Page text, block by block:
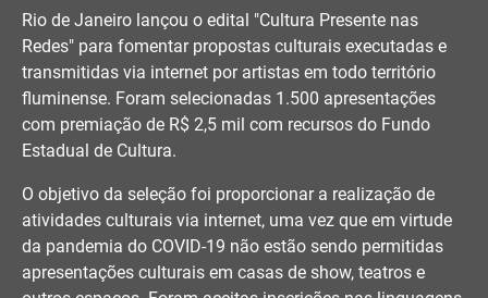
Rio de Janeiro lançou o edital "Cultura Presente nas
Redes" para fomentar propostas culturais executadas e
transmitidas via internet por artistas em todo território
fluminense. Foram selecionadas 1.500 apresentações
com premiação de R$ 2,5 mil com recursos do Fundo
Estadual de Cultura.
O objetivo da seleção foi proporcionar a realização de
atividades culturais via internet, uma vez que em virtude
da pandemia do COVID-19 não estão sendo permitidas
apresentações culturais em casas de show, teatros e